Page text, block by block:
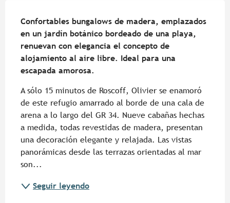
Confortables bungalows de madera, emplazados
en un jardín botánico bordeado de una playa,
renuevan con elegancia el concepto de
alojamiento al aire libre. Ideal para una
escapada amorosa.
A sólo 15 minutos de Roscoff, Olivier se enamoró
de este refugio amarrado al borde de una cala de
arena a lo largo del GR 34. Nueve cabañas hechas
a medida, todas revestidas de madera, presentan
una decoración elegante y relajada. Las vistas
panorámicas desde las terrazas orientadas al mar
son...
Seguir leyendo